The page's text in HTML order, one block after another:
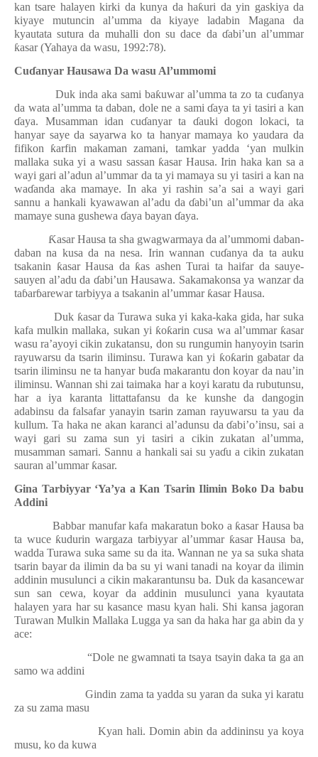
kan tsare halayen kirki da kunya da haƙuri da yin gaskiya da
kiyaye mutuncin al’umma da kiyaye ladabin Magana da
kyautata sutura da muhalli don su dace da ɗabi’un al’ummar
ƙasar (Yahaya da wasu, 1992:78).
Cuɗanyar Hausawa Da wasu Al’ummomi
Duk inda aka sami baƙuwar al’umma ta zo ta cuɗanya
da wata al’umma ta daban, dole ne a samiɗaya ta yi tasiri a kan
ɗaya. Musamman idan cuɗanyar ta ɗauki dogon lokaci, ta
hanyar saye da sayarwa ko ta hanyar mamaya ko yaudara da
fifikon ƙarfin makaman zamani, tamkar yadda ‘yan mulkin
mallaka suka yi a wasu sassan ƙasar Hausa. Irin haka kan sa a
wayi gari al’adun al’ummar da ta yi mamaya su yi tasiri a kan na
waɗanda aka mamaye. In aka yi rashin sa’a sai a wayi gari
sannu a hankali kyawawan al’adu daɗabi’un al’ummar da aka
mamaye suna gushewa ɗaya bayan ɗaya.
Ƙasar Hausa ta sha gwagwarmaya da al’ummomi daban-
daban na kusa da na nesa. Irin wannan cuɗanya da ta auku
tsakanin ƙasar Hausa da ƙas ashen Turai ta haifar da sauye-
sauyen al’adu da ɗabi’un Hausawa. Sakamakonsa ya wanzar da
taɓarɓarewar tarbiyya a tsakanin al’ummarƙasar Hausa.
Duk ƙasar da Turawa suka yi kaka-kaka gida, har suka
kafa mulkin mallaka, sukan yi ƙoƙarin cusa wa al’ummar ƙasar
wasu ra’ayoyi cikin zukatansu, don su rungumin hanyoyin tsarin
rayuwarsu da tsarin iliminsu. Turawa kan yi ƙoƙarin gabatar da
tsarin iliminsu ne ta hanyar buɗa makarantu don koyar da nau’in
iliminsu. Wannan shi zai taimaka har a koyi karatu da rubutunsu,
har a iya karanta littattafansu da ke kunshe da dangogin
adabinsu da falsafar yanayin tsarin zaman rayuwarsu ta yau da
kullum. Ta haka ne akan karanci al’adunsu daɗabi’o’insu, sai a
wayi gari su zama sun yi tasiri a cikin zukatan al’umma,
musamman samari. Sannu a hankali sai su yaɗu a cikin zukatan
sauran al’ummarƙasar.
Gina Tarbiyyar ‘Ya’ya a Kan Tsarin Ilimin Boko Da babu
Addini
Babbar manufar kafa makaratun boko a ƙasar Hausa ba
ta wuce ƙudurin wargaza tarbiyyar al’ummar ƙasar Hausa ba,
wadda Turawa suka same su da ita. Wannan ne ya sa suka shata
tsarin bayar da ilimin da ba su yi wani tanadi na koyar da ilimin
addinin musulunci a cikin makarantunsu ba. Duk da kasancewar
sun san cewa, koyar da addinin musulunci yana kyautata
halayen yara har su kasance masu kyan hali. Shi kansa jagoran
Turawan Mulkin Mallaka Lugga ya san da haka har ga abin da y
ace:
“Dole ne gwamnati ta tsaya tsayin daka ta ga an
samo wa addini
Gindin zama ta yadda su yaran da suka yi karatu
za su zama masu
Kyan hali. Domin abin da addininsu ya koya
musu, ko da kuwa